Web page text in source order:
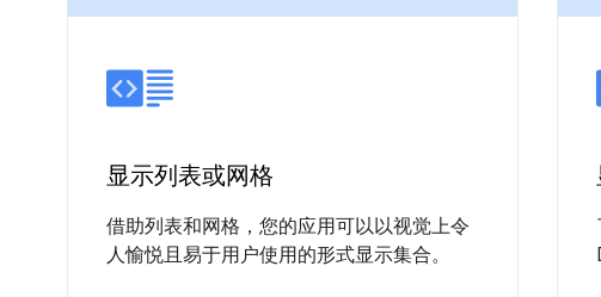
显示列表或网格
借助列表和网格，您的应用可以以视觉上令
人愉悦且易于用户使用的形式显示集合。